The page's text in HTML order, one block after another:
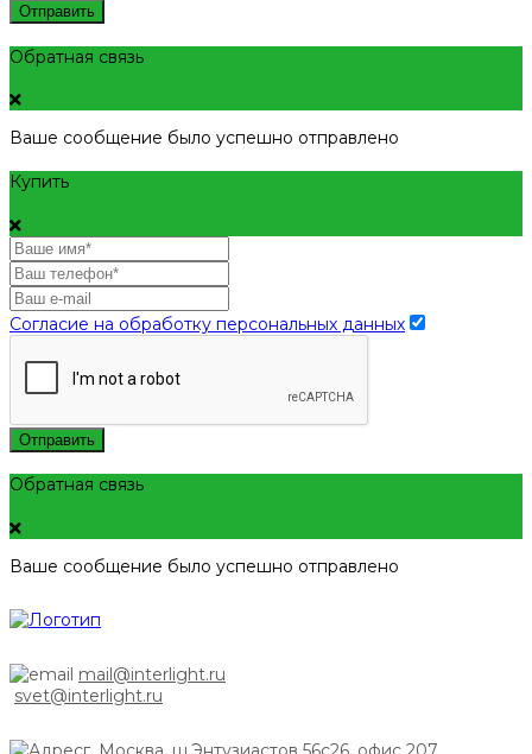
Отправить
Обратная связь
Ваше сообщение было успешно отправлено
Купить
Согласие на обработку персональных данных
Отправить
Обратная связь
Ваше сообщение было успешно отправлено
mail@interlight.ru
svet@interlight.ru